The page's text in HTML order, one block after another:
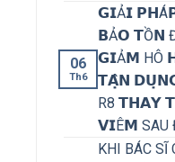
06
Th6
𝗚𝗜Ả𝗜
𝗕Ả𝗢 𝗧Ồ𝗡
𝗚𝗜Ả𝗠 HÔ
𝗧𝗔̣̂𝗡
R8 𝗧𝗛𝗔𝗬
𝗩𝗜Ê𝗠
KHI BÁC SĨ